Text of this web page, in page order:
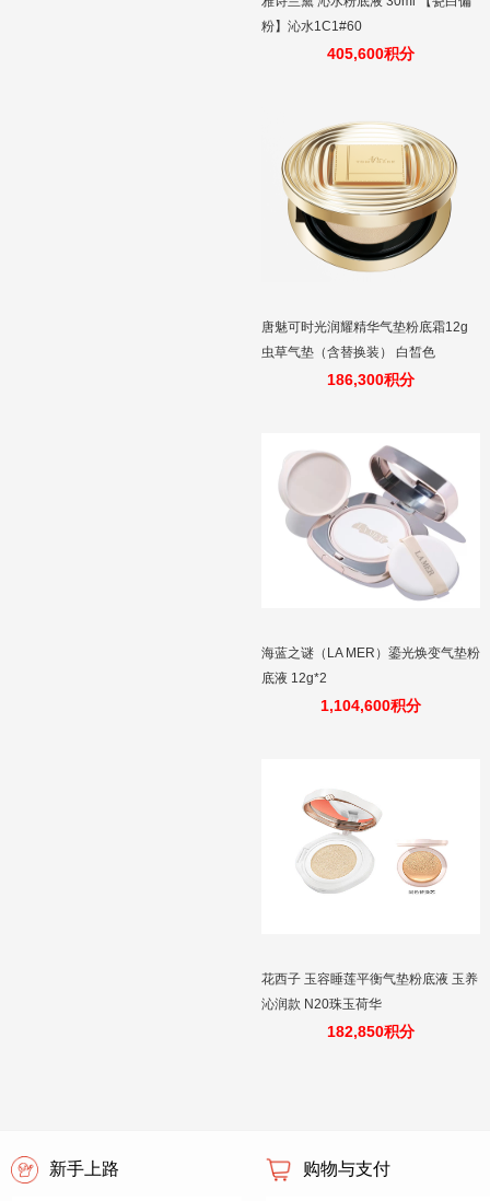
粉】沁水1C1#60
405,600积分
唐魅可时光润耀精华气垫粉底霜12g
虫草气垫（含替换装） 白皙色
186,300积分
海蓝之谜（LA MER）鎏光焕变气垫粉
底液 12g*2
1,104,600积分
花西子 玉容睡莲平衡气垫粉底液 玉养
沁润款 N20珠玉荷华
182,850积分
新手上路 购物与支付